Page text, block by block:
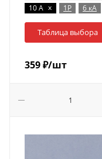
10 А x 1P 6 кА
Таблица выбора
359₽/шт